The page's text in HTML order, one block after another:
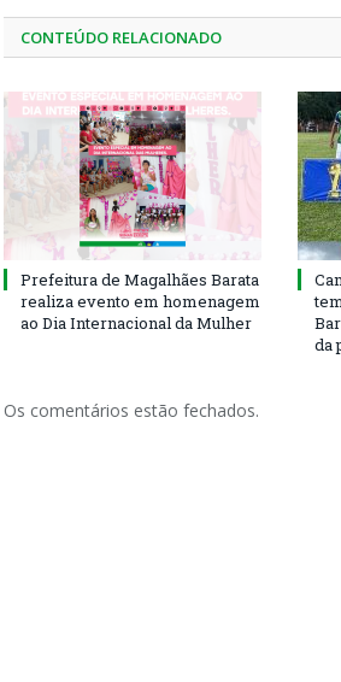
CONTEÚDO RELACIONADO
Prefeitura de Magalhães Barata
realiza evento em homenagem
ao Dia Internacional da Mulher
da
Os comentários estão fechados.